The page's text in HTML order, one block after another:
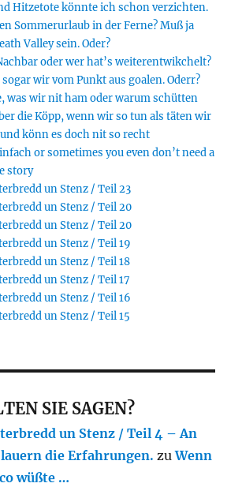
Hitzetote könnte ich schon verzichten.
Sommerurlaub in der Ferne? Muß ja
Valley sein. Oder?
oder wer hat’s weiterentwikchelt?
wir vom Punkt aus goalen. Oderr?
was wir nit ham oder warum schütten
die Köpp, wenn wir so tun als täten wir
könn es doch nit so recht
or sometimes you even don’t need a
story
un Stenz / Teil 23
un Stenz / Teil 20
un Stenz / Teil 20
un Stenz / Teil 19
un Stenz / Teil 18
un Stenz / Teil 17
un Stenz / Teil 16
un Stenz / Teil 15
SIE SAGEN?
un Stenz / Teil 4 – An
die Erfahrungen. zuWenn
wüßte …